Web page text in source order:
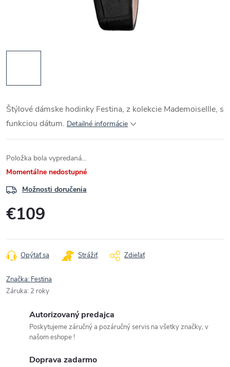
Štýlové dámske hodinky Festina, z kolekcie Mademoisellle, s
funkciou dátum. Detailné informácie
Položka bola vypredaná…
Momentálne nedostupné
Možnosti doručenia
€109
cena:
Opýtať sa Strážiť Zdieľať
Značka: Festina
Záruka: 2 roky
Autorizovaný predajca
Poskytujeme záručný a pozáručný servis na všetky značky, v
našom eshope !
Doprava zadarmo